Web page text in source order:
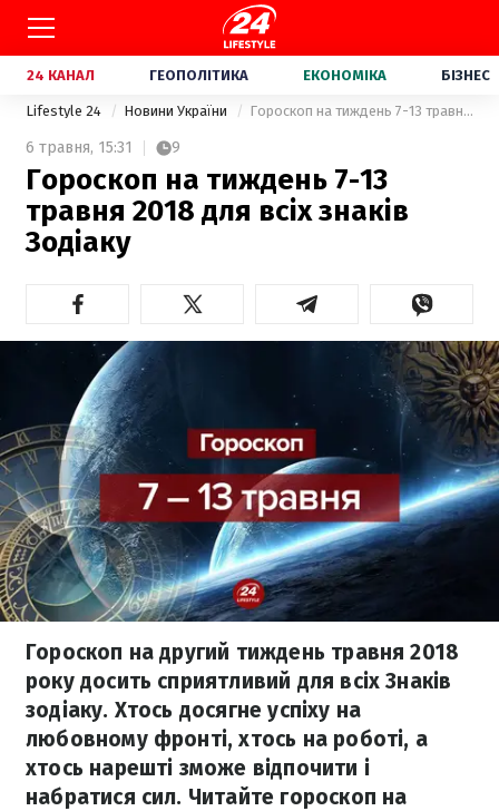
24 КАНАЛ ГЕОПОЛІТИКА ЕКОНОМІКА БІЗНЕС
Lifestyle 24 Новини України Гороскоп на тиждень 7-13 травня 2018 для всіх знаків Зодіаку
6 травня, 15:31 9
Гороскоп на тиждень 7-13
травня 2018 для всіх знаків
Зодіаку
Гороскоп на другий тиждень травня 2018
року досить сприятливий для всіх Знаків
зодіаку. Хтось досягне успіху на
любовному фронті, хтось на роботі, а
хтось нарешті зможе відпочити і
набратися сил. Читайте гороскоп на